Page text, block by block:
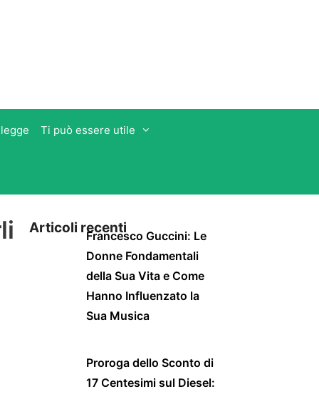
Ti può essere utile
Articoli recentiFrancesco Guccini: Le
Donne Fondamentali
della Sua Vita e Come
Hanno Influenzato la
Sua Musica
Proroga dello Sconto di
17 Centesimi sul Diesel: